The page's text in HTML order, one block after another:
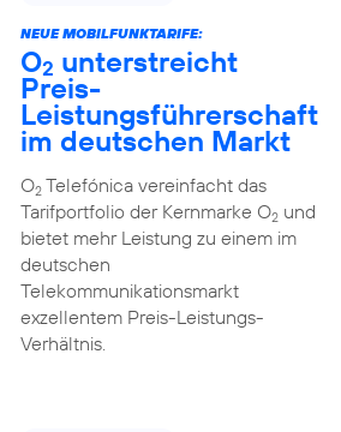
NEUE MOBILFUNKTARIFE:
O2 unterstreicht
Preis-
Leistungsführerschaft
im deutschen Markt
O2Telefónica vereinfacht das
Tarifportfolio der Kernmarke O2und
bietet mehr Leistung zu einem im
deutschen
Telekommunikationsmarkt
exzellentem Preis-Leistungs-
Verhältnis.